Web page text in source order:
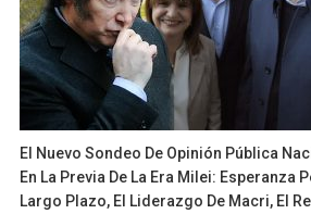
El Nuevo Sondeo De Opinión Pública
En La Previa De La Era Milei: Esperanza
Largo Plazo, El Liderazgo De Macri, El